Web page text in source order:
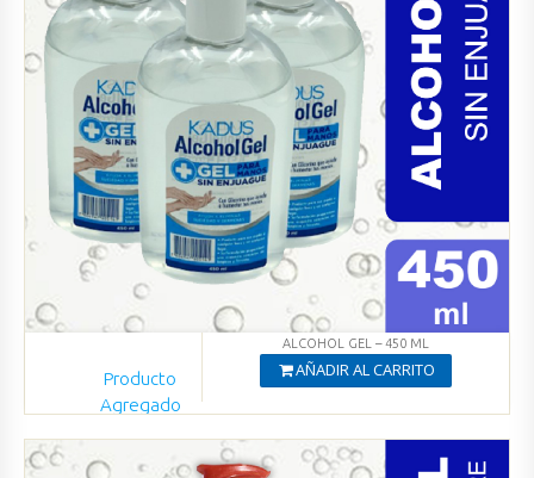
ALCOHOL GEL – 450 ML
AÑADIR AL CARRITO
Producto
Agregado